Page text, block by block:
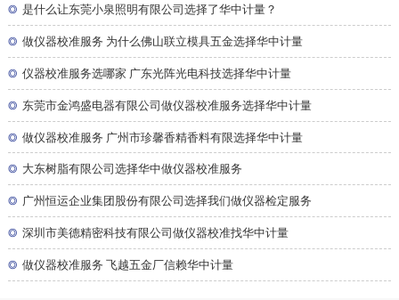
◎ 是什么让东莞小泉照明有限公司选择了华中计量？
◎ 做仪器校准服务 为什么佛山联立模具五金选择华中计量
◎ 仪器校准服务选哪家 广东光阵光电科技选择华中计量
◎ 东莞市金鸿盛电器有限公司做仪器校准服务选择华中计量
◎ 做仪器校准服务 广州市珍馨香精香料有限选择华中计量
◎ 大东树脂有限公司选择华中做仪器校准服务
◎ 广州恒运企业集团股份有限公司选择我们做仪器检定服务
◎ 深圳市美德精密科技有限公司做仪器校准找华中计量
◎ 做仪器校准服务 飞越五金厂信赖华中计量